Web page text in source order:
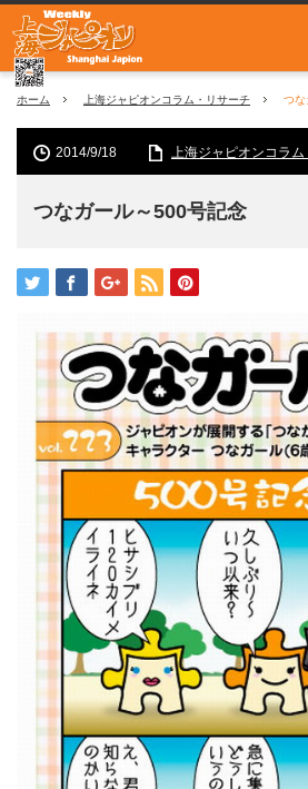
ホーム 上海ジャピオンコラム・リサーチ つな
2014/9/18 上海ジャピオンコラム
つなガール～500号記念